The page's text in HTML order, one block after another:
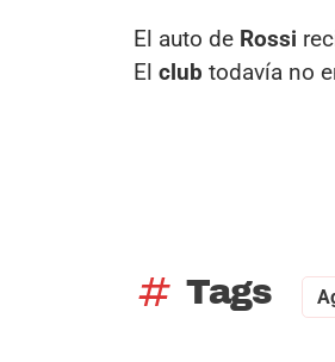
El auto de Rossi
El club todavía no
tag Tags